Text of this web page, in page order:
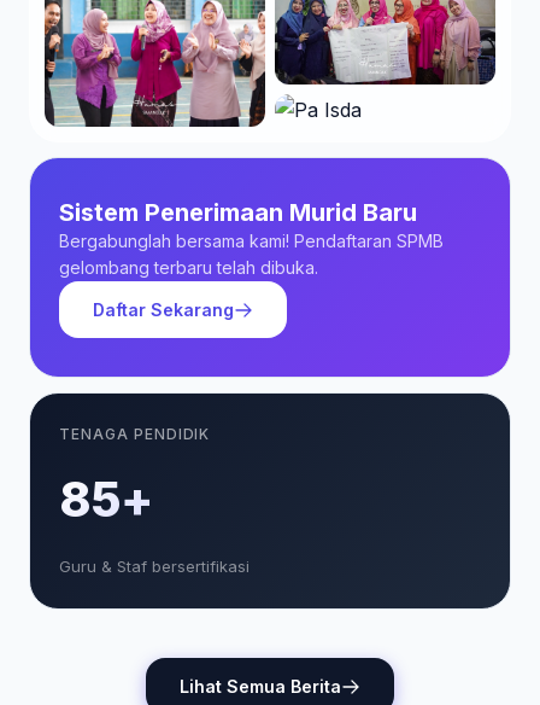
Sistem Penerimaan Murid Baru
Bergabunglah bersama kami! Pendaftaran SPMB
gelombang terbaru telah dibuka.
Daftar Sekarang
TENAGA PENDIDIK
85+
Guru & Staf bersertifikasi
Lihat Semua Berita